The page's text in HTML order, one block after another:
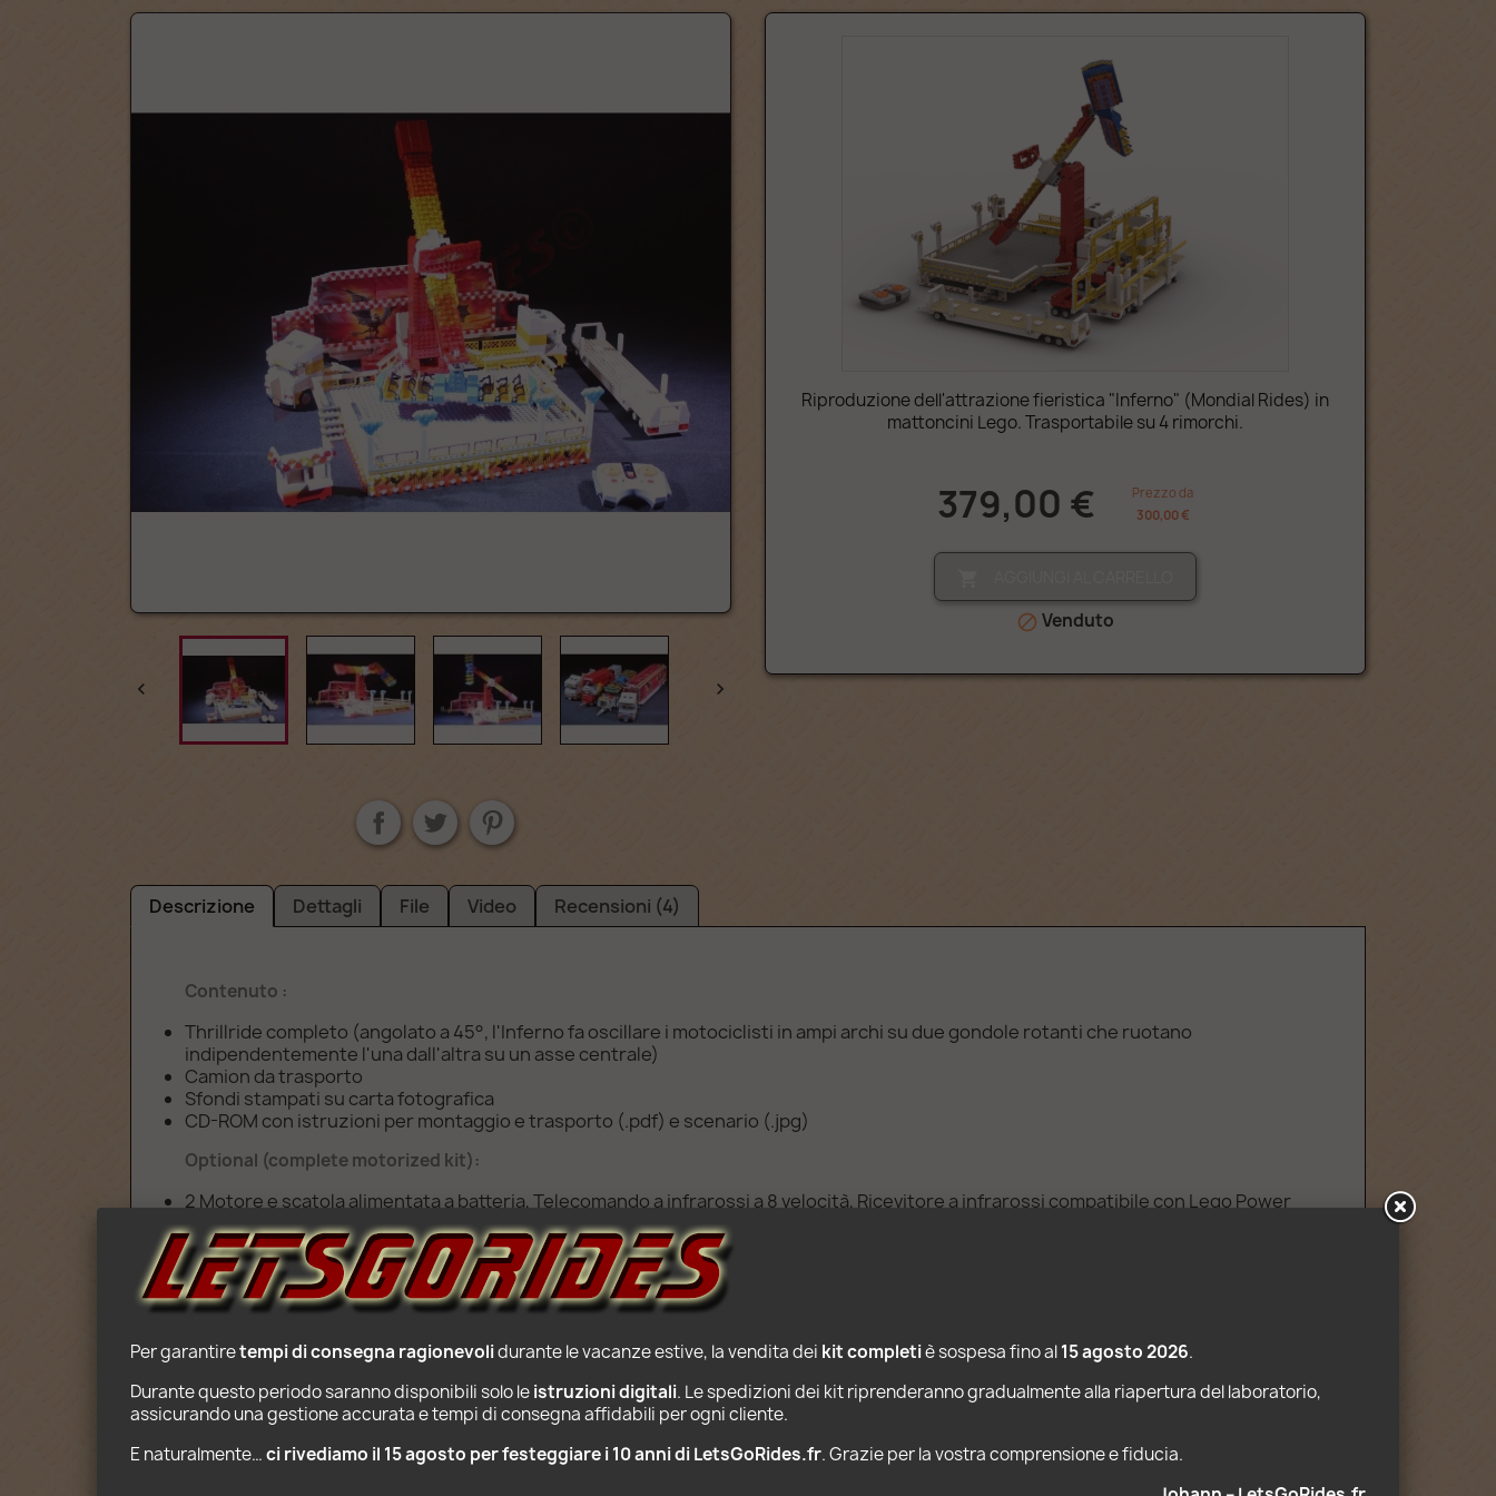
 
Riproduzione dell'attrazione fieristica "Inferno" (Mondial Rides) in
mattoncini Lego. Trasportabile su 4 rimorchi.
379,00 €
Prezzo da
300,00 €
 Venduto
Descrizione Dettagli File Video Recensioni (4)
Contenuto :
Thrillride completo (angolato a 45°, l'Inferno fa oscillare i motociclisti in ampi archi su due gondole rotanti che ruotano
indipendentemente l'una dall'altra su un asse centrale)
Camion da trasporto
Sfondi stampati su carta fotografica
CD-ROM con istruzioni per montaggio e trasporto (.pdf) e scenario (.jpg)
Optional (complete motorized kit):
2 Motore e scatola alimentata a batteria, Telecomando a infrarossi a 8 velocità, Ricevitore a infrarossi compatibile con Lego Power
Function
Age: 10+
PRODOTTI POPOLARI
Per garantire tempi di consegna ragionevoli durante le vacanze estive, la vendita dei kit completi è sospesa fino al 15 agosto 2026.
Durante questo periodo saranno disponibili solo le istruzioni digitali. Le spedizioni dei kit riprenderanno gradualmente alla riapertura del laboratorio,
assicurando una gestione accurata e tempi di consegna affidabili per ogni cliente.
E naturalmente… ci rivediamo il 15 agosto per festeggiare i 10 anni di LetsGoRides.fr. Grazie per la vostra comprensione e fiducia.